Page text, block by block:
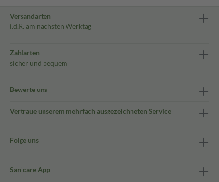
Versandarten
i.d.R. am nächsten Werktag
Zahlarten
sicher und bequem
Bewerte uns
Vertraue unserem mehrfach ausgezeichneten Service
Folge uns
Sanicare App